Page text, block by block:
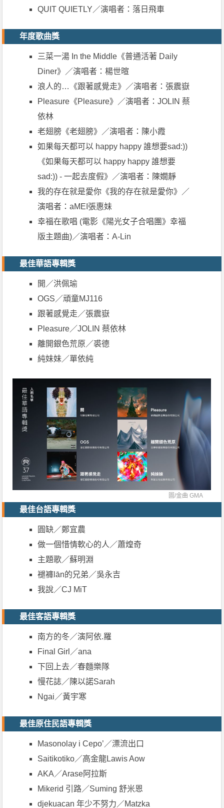
QUIT QUIETLY／演唱者：落日飛車
年度歌曲獎
三菜一湯 In the Middle《普通活著 Daily
Diner》／演唱者：楊世暄
浪人的…《跟著感覺走》／演唱者：張震嶽
Pleasure《Pleasure》／演唱者：JOLIN 蔡
依林
老翅膀《老翅膀》／演唱者：陳小霞
如果每天都可以 happy happy 誰想要sad:))
《如果每天都可以 happy happy 誰想要
sad:)) - 一起去度假》／演唱者：陳嫺靜
我的存在就是愛你《我的存在就是愛你》／
演唱者：aMEI張惠妹
幸福在歌唱 (電影《陽光女子合唱團》幸福
版主題曲)／演唱者：A-Lin
最佳華語專輯獎
開／洪佩瑜
OGS／頑童MJ116
跟著感覺走／張震嶽
Pleasure／JOLIN 蔡依林
離開銀色荒原／裘德
純妹妹／單依純
圖/金曲 GMA
最佳台語專輯獎
圓缺／鄭宜農
做一個惜情軟心的人／蕭煌奇
主題歌／蘇明淵
褪褲lān的兄弟／吳永吉
我說／CJ MiT
最佳客語專輯獎
南方的冬／演阿依.羅
Final Girl／ana
下回上去／春麵樂隊
慢花誌／陳以諾Sarah
Ngai／黃宇寒
最佳原住民語專輯獎
Masonolay i Cepo’／漂流出口
Saitikotiko／高金龍Lawis Aow
AKA／Arase阿拉斯
Mikerid 引路／Suming 舒米恩
djekuacan 年少不努力／Matzka